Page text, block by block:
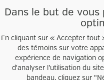
Dans le but de vous
En cliquant sur « Accepter tout
des témoins sur votre
expérience de navigation
d'analyser l’utilisation du
bandeau, cliquez sur